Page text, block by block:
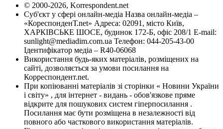
© 2000-2026, Korrespondent.net
Суб'єкт у сфері онлайн-медіа Назва онлайн-медіа –
«КореспонденТ.net» Адреса: 02091, місто Київ,
ХАРКІВСЬКЕ ШОСЕ, будинок 172-Б, офіс 208/1 E-mail:
sunlight@mediadim.com.ua Телефон: 044-205-43-00
Ідентифікатор медіа – R40-06068
Використання будь-яких матеріалів, розміщених на
сайті, дозволяється за умови посилання на
Корреспондент.net.
При копіюванні матеріалів зі сторінки « Новини України
і світу» , для інтернет - видань - обов'язкове пряме
відкрите для пошукових систем гіперпосилання .
Посилання має бути розміщена в незалежності від
повного або часткового використання матеріалів.